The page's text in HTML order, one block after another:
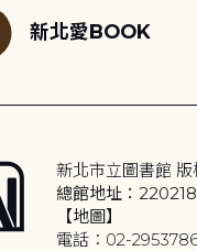
新北愛BOOK
新北市立圖書館 版
總館地址：
【地圖】
電話：02-